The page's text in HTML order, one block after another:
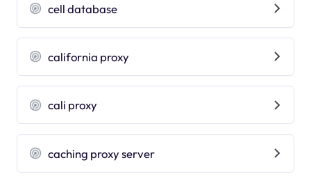
cell database
california proxy
cali proxy
caching proxy server